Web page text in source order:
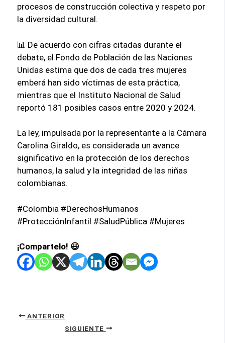
procesos de construcción colectiva y respeto por
la diversidad cultural.
📊 De acuerdo con cifras citadas durante el
debate, el Fondo de Población de las Naciones
Unidas estima que dos de cada tres mujeres
emberá han sido víctimas de esta práctica,
mientras que el Instituto Nacional de Salud
reportó 181 posibles casos entre 2020 y 2024.
La ley, impulsada por la representante a la Cámara
Carolina Giraldo, es considerada un avance
significativo en la protección de los derechos
humanos, la salud y la integridad de las niñas
colombianas.
#Colombia #DerechosHumanos
#ProtecciónInfantil #SaludPública #Mujeres
¡Compartelo! 😃
ANTERIOR
SIGUIENTE